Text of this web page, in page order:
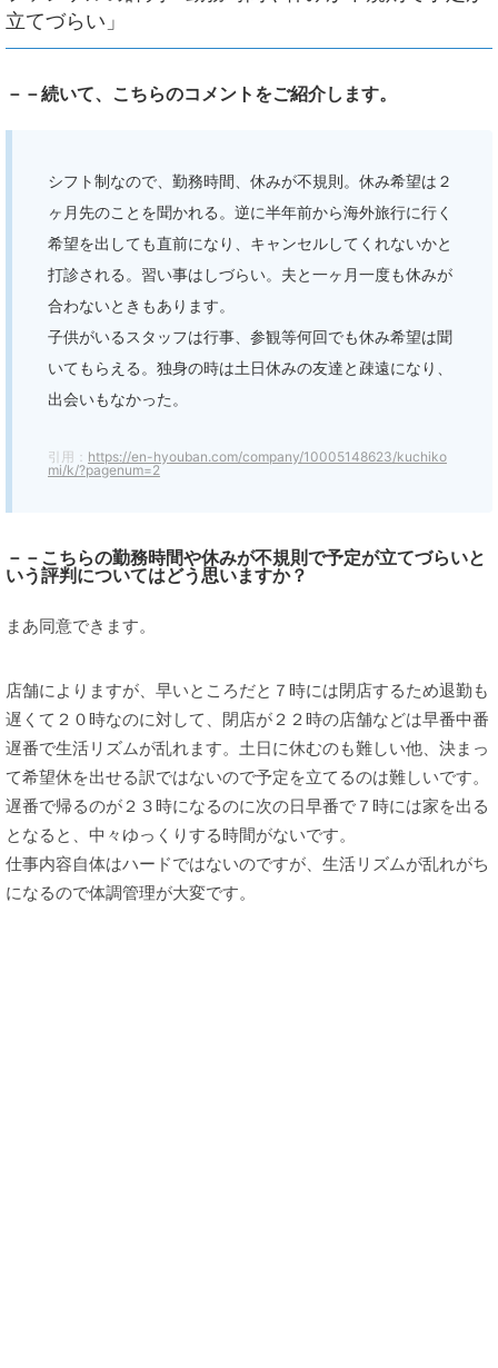
立てづらい」
－－続いて、こちらのコメントをご紹介します。
シフト制なので、勤務時間、休みが不規則。休み希望は２
ヶ月先のことを聞かれる。逆に半年前から海外旅行に行く
希望を出しても直前になり、キャンセルしてくれないかと
打診される。習い事はしづらい。夫と一ヶ月一度も休みが
合わないときもあります。
子供がいるスタッフは行事、参観等何回でも休み希望は聞
いてもらえる。独身の時は土日休みの友達と疎遠になり、
出会いもなかった。
引用： https://en-hyouban.com/company/10005148623/kuchiko
mi/k/?pagenum=2
－－こちらの勤務時間や休みが不規則で予定が立てづらいと
いう評判についてはどう思いますか？
まあ同意できます。
店舗によりますが、早いところだと７時には閉店するため退勤も
遅くて２０時なのに対して、閉店が２２時の店舗などは早番中番
遅番で生活リズムが乱れます。土日に休むのも難しい他、決まっ
て希望休を出せる訳ではないので予定を立てるのは難しいです。
遅番で帰るのが２３時になるのに次の日早番で７時には家を出る
となると、中々ゆっくりする時間がないです。
仕事内容自体はハードではないのですが、生活リズムが乱れがち
になるので体調管理が大変です。